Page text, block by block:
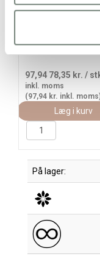
m/ 1 rl.
97,94 78,35 kr. /
inkl. moms
(97,94 kr. inkl.
Læg i kurv
På lager: